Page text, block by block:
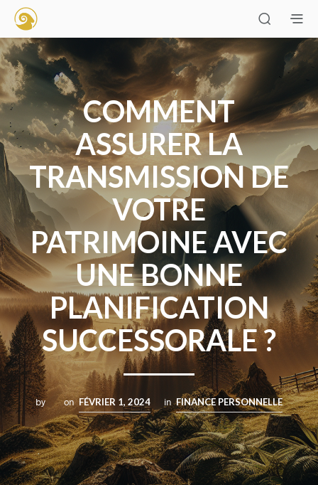
COMMENT
ASSURER LA
TRANSMISSION DE
VOTRE
PATRIMOINE AVEC
UNE BONNE
PLANIFICATION
SUCCESSORALE ?
by on FÉVRIER 1, 2024 in FINANCE PERSONNELLE